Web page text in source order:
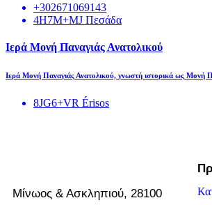
+302671069143
4H7M+MJ Πεσάδα
Ιερά Μονή Παναγιάς Ανατολικού
Ιερά Μονή Παναγιάς Ανατολικού, γνωστή ιστορικά ως Μονή
8JG6+VR Érisos
Μίνωος & Ασκληπιού, 28100